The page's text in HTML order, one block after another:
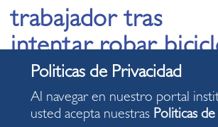
trabajador tras
intentar robar
09.09.2025
Al navegar en nuestro portal
usted acepta nuestras Politicas